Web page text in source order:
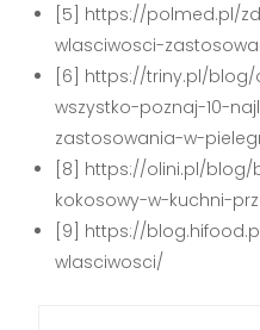
[5] https://polmed.pl/
wlasciwosci-
[6] https://triny.pl/
wszystko-poznaj-10-
zastosowania-w-
[8] https://olini.pl/blog/
kokosowy-w-kuchni-
[9] https://
wlasciwosci/